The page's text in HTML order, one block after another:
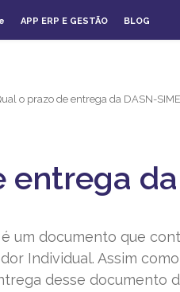
e APP ERP E GESTÃO BLOG
o prazo de entrega da DASN-
da
é um documento que
Individual. Assim
desse documento